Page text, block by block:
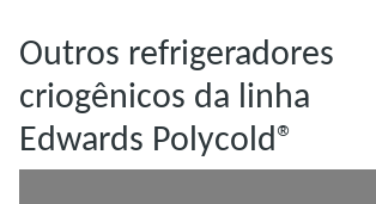
Outros refrigeradores
criogênicos da linha
Edwards Polycold®